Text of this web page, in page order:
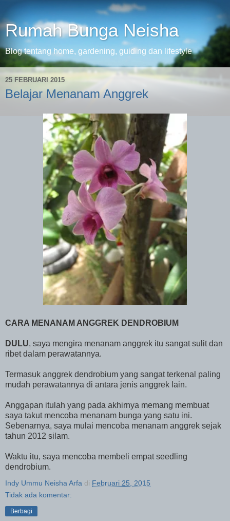
Rumah Bunga Neisha
Blog tentang home, gardening, guiding dan lifestyle
25 FEBRUARI 2015
Belajar Menanam Anggrek
CARA MENANAM ANGGREK DENDROBIUM
DULU, saya mengira menanam anggrek itu sangat sulit dan
ribet dalam perawatannya.
Termasuk anggrek dendrobium yang sangat terkenal paling
mudah perawatannya di antara jenis anggrek lain.
Anggapan itulah yang pada akhirnya memang membuat
saya takut mencoba menanam bunga yang satu ini.
Sebenarnya, saya mulai mencoba menanam anggrek sejak
tahun 2012 silam.
Waktu itu, saya mencoba membeli empat seedling
dendrobium.
Indy Ummu Neisha Arfa di Februari 25, 2015
Tidak ada komentar:
Berbagi